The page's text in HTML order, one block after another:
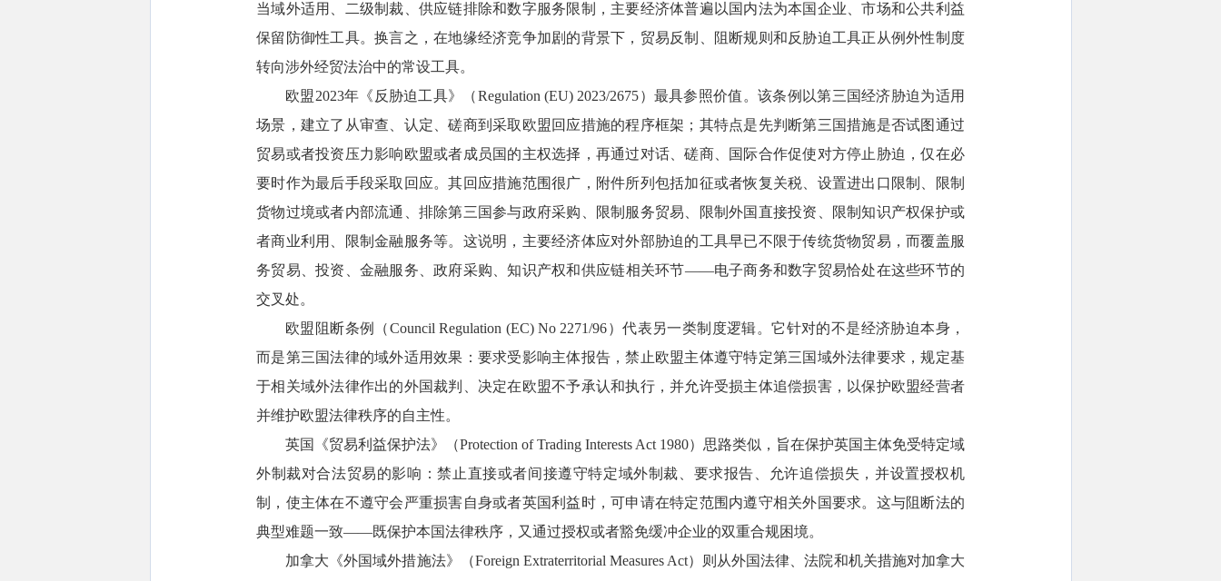
当域外适用、二级制裁、供应链排除和数字服务限制，主要经济体普遍以国内法为本国企业、市场和公共利益
保留防御性工具。换言之，在地缘经济竞争加剧的背景下，贸易反制、阻断规则和反胁迫工具正从例外性制度
转向涉外经贸法治中的常设工具。
欧盟2023年《反胁迫工具》（Regulation (EU) 2023/2675）最具参照价值。该条例以第三国经济胁迫为适用
场景，建立了从审查、认定、磋商到采取欧盟回应措施的程序框架；其特点是先判断第三国措施是否试图通过
贸易或者投资压力影响欧盟或者成员国的主权选择，再通过对话、磋商、国际合作促使对方停止胁迫，仅在必
要时作为最后手段采取回应。其回应措施范围很广，附件所列包括加征或者恢复关税、设置进出口限制、限制
货物过境或者内部流通、排除第三国参与政府采购、限制服务贸易、限制外国直接投资、限制知识产权保护或
者商业利用、限制金融服务等。这说明，主要经济体应对外部胁迫的工具早已不限于传统货物贸易，而覆盖服
务贸易、投资、金融服务、政府采购、知识产权和供应链相关环节——电子商务和数字贸易恰处在这些环节的
交叉处。
欧盟阻断条例（Council Regulation (EC) No 2271/96）代表另一类制度逻辑。它针对的不是经济胁迫本身，
而是第三国法律的域外适用效果：要求受影响主体报告，禁止欧盟主体遵守特定第三国域外法律要求，规定基
于相关域外法律作出的外国裁判、决定在欧盟不予承认和执行，并允许受损主体追偿损害，以保护欧盟经营者
并维护欧盟法律秩序的自主性。
英国《贸易利益保护法》（Protection of Trading Interests Act 1980）思路类似，旨在保护英国主体免受特定域
外制裁对合法贸易的影响：禁止直接或者间接遵守特定域外制裁、要求报告、允许追偿损失，并设置授权机
制，使主体在不遵守会严重损害自身或者英国利益时，可申请在特定范围内遵守相关外国要求。这与阻断法的
典型难题一致——既保护本国法律秩序，又通过授权或者豁免缓冲企业的双重合规困境。
加拿大《外国域外措施法》（Foreign Extraterritorial Measures Act）则从外国法律、法院和机关措施对加拿大